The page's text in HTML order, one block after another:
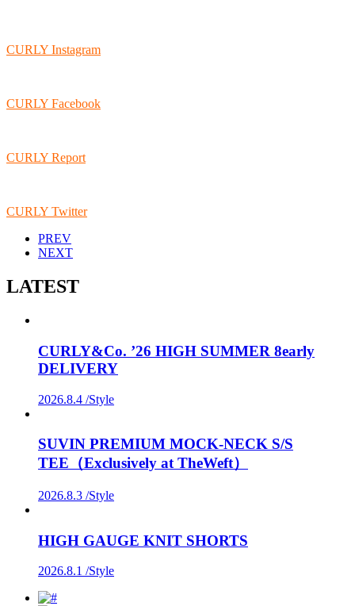
CURLY Instagram
CURLY Facebook
CURLY Report
CURLY Twitter
PREV
NEXT
LATEST
CURLY&Co. ’26 HIGH SUMMER 8early
DELIVERY
2026.8.4 /Style
SUVIN PREMIUM MOCK-NECK S/S
TEE（Exclusively at TheWeft）
2026.8.3 /Style
HIGH GAUGE KNIT SHORTS
2026.8.1 /Style